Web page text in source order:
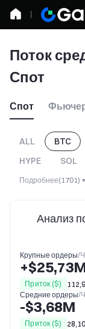
Поток
Спот
Спот
ALL BTC
HYPE
SOL
Подробнее(1701)
Анализ
Крупные ордеры/
Приток ($)
Средние ордеры/
-$3,68M
Приток ($)